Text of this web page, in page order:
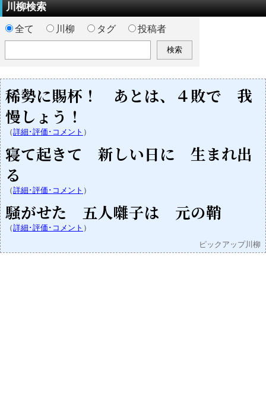
川柳検索
全て 川柳 タグ 投稿者
稀勢に賜杯！ あとは、４敗で 我
慢しょう！
（詳細･評価･コメント ）
寝て起きて 新しい日に 生まれ出
る
（詳細･評価･コメント ）
騒がせた 五人囃子は 元の鞘
（詳細･評価･コメント ）
ピックアップ川柳